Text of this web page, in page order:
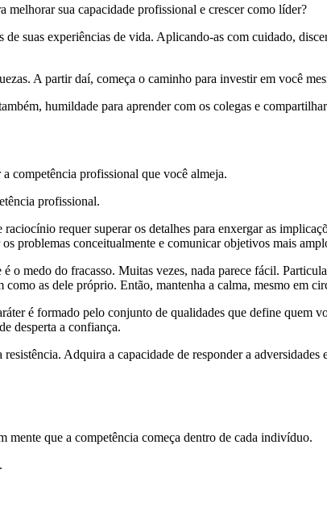
melhorar sua capacidade profissional e crescer como líder?
suas experiências de vida. Aplicando-as com cuidado,
A partir daí, começa o caminho para investir em você
humildade para aprender com os colegas e
competência profissional que você almeja.
profissional.
raciocínio requer superar os detalhes para enxergar as
problemas conceitualmente e comunicar objetivos mais
o medo do fracasso. Muitas vezes, nada parece fácil.
as dele próprio. Então, mantenha a calma, mesmo em
é formado pelo conjunto de qualidades que define quem
desperta a confiança.
Adquira a capacidade de responder a
que a competência começa dentro de cada indivíduo.